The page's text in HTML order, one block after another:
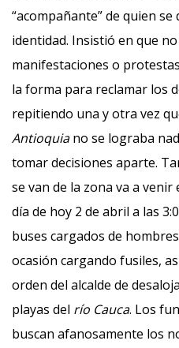
“acompañante” de quien se
identidad. Insistió en que
manifestaciones o
la forma para reclamar los
repitiendo una y otra vez
Antioquiano se lograba
tomar decisiones aparte.
se van de la zona va a venir
día de hoy 2 de abril a las
buses cargados de
ocasión cargando fusiles,
orden del alcalde de
playas del río Cauca. Los
buscan afanosamente los